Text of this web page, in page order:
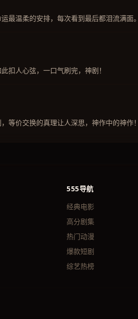
最温柔的安排，每次看到最后都泪流满面。
扣人心弦，一口气刷完，神剧！
等价交换的真理让人深思，神作中的神作！
555导航
经典电影
高分剧集
热门动漫
爆款短剧
综艺热榜